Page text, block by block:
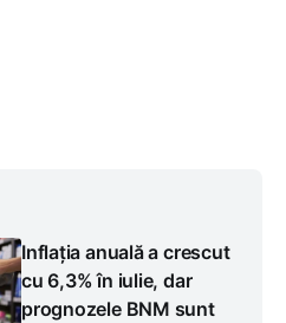
Inflația anuală a crescut
cu 6,3% în iulie, dar
prognozele BNM sunt